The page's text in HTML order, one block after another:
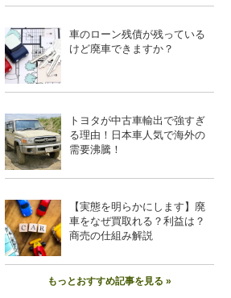
車のローン残債が残っている
けど廃車できますか？
トヨタが中古車輸出で強すぎ
る理由！日本車人気で海外の
需要沸騰！
【実態を明らかにします】廃
車をなぜ買取れる？利益は？
商売の仕組み解説
もっとおすすめ記事を見る »